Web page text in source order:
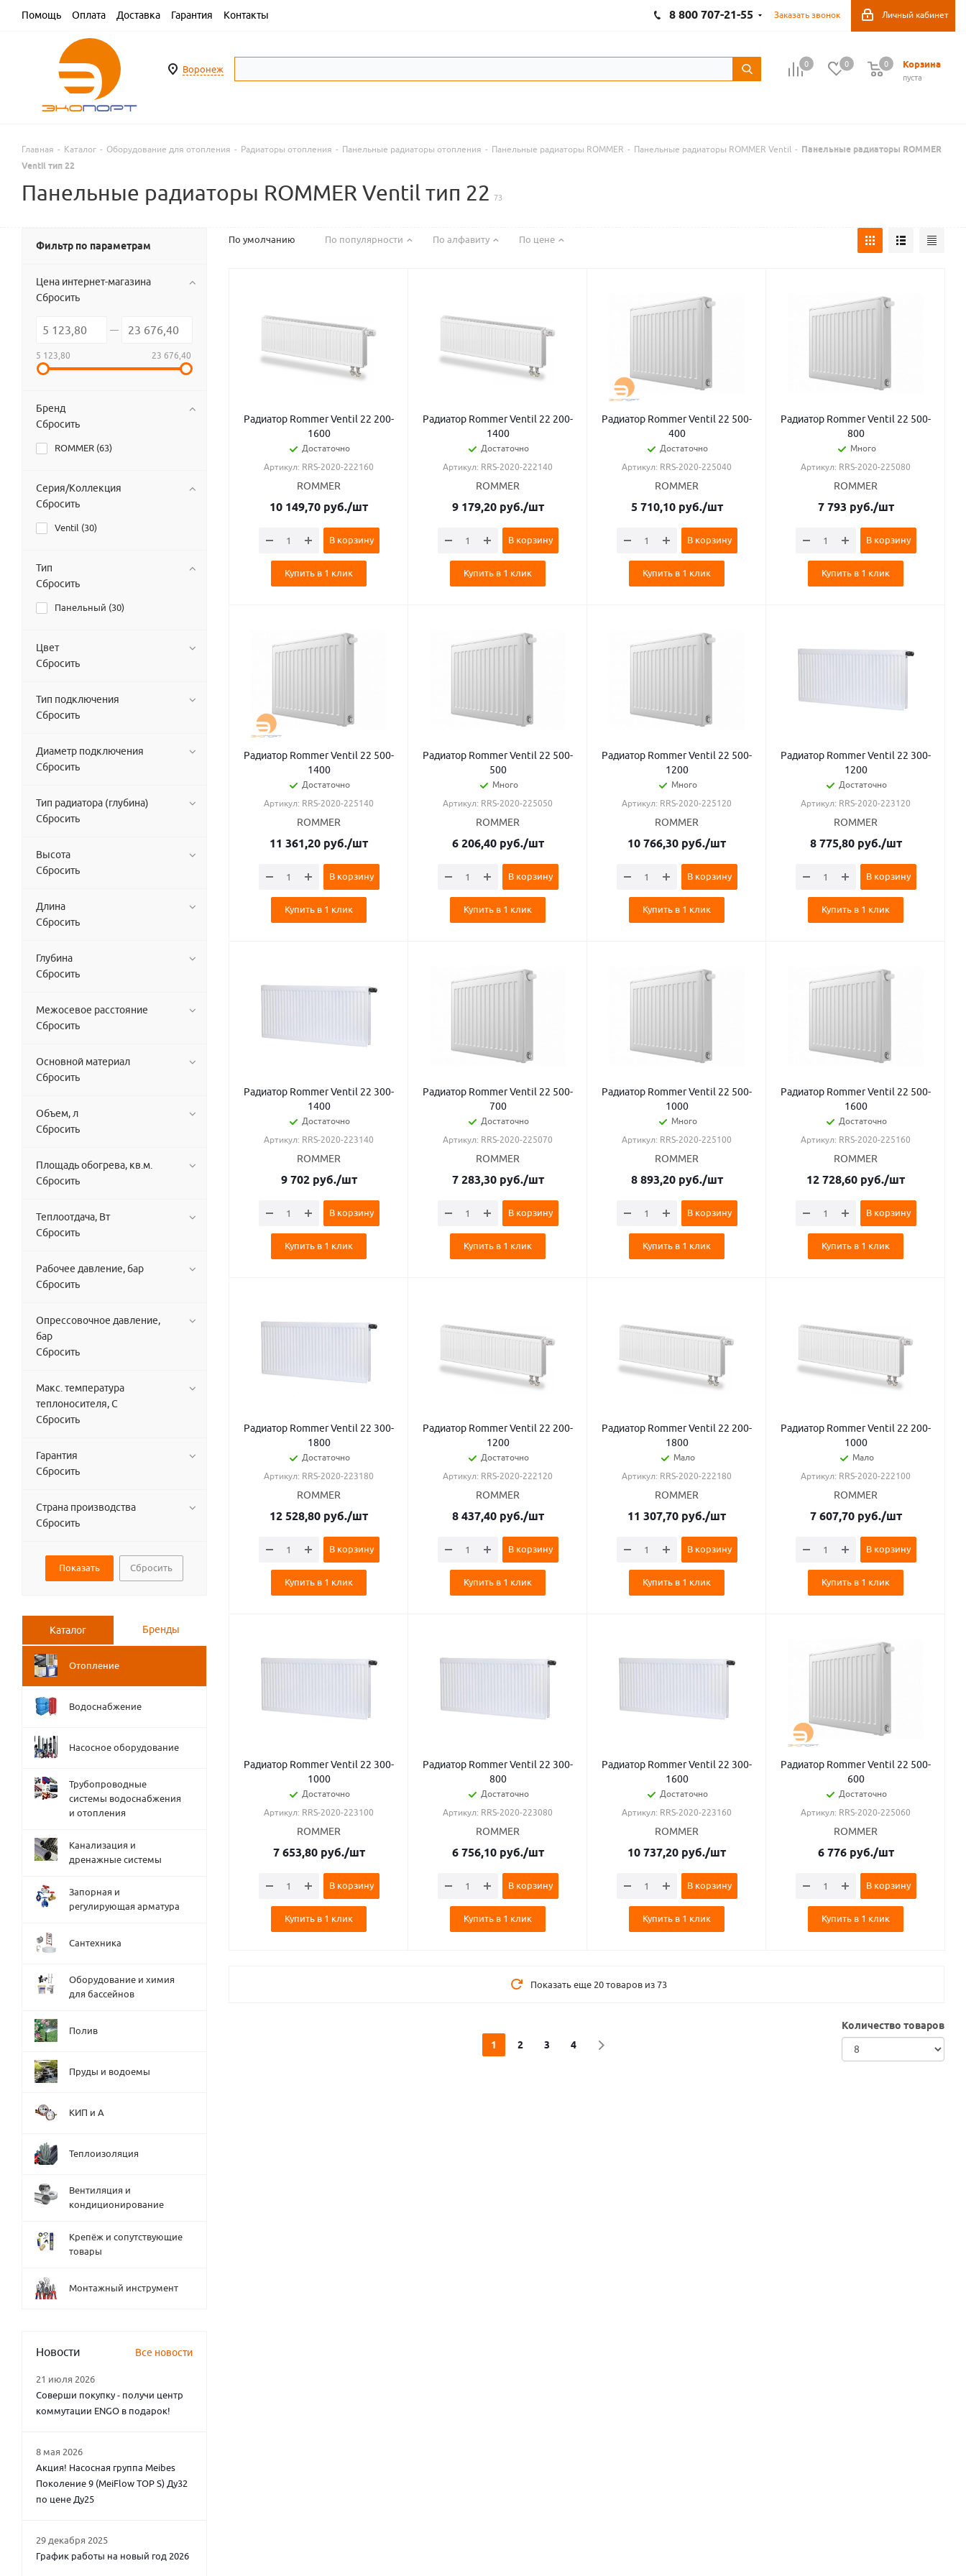
Помощь Оплата Доставка Гарантия Контакты Личный кабинет
8 800 707-21-55 Заказать звонок
Воронеж 0 0 Корзина
пуста
0
Главная - Каталог - Оборудование для отопления - Радиаторы отопления - Панельные радиаторы отопления - Панельные радиаторы ROMMER - Панельные радиаторы ROMMER Ventil - Панельные радиаторы ROMMER
Ventil тип 22
Панельные радиаторы ROMMER Ventil тип 22 73
По умолчанию По популярности По алфавиту По цене
Радиатор Rommer Ventil 22 200-
1600
Достаточно
Артикул: RRS-2020-222160
ROMMER
10 149,70 руб./шт
В корзину
Купить в 1 клик
Радиатор Rommer Ventil 22 200-
1400
Достаточно
Артикул: RRS-2020-222140
ROMMER
9 179,20руб./шт
В корзину
Купить в 1 клик
Радиатор Rommer Ventil 22 500-
400
Достаточно
Артикул: RRS-2020-225040
ROMMER
5 710,10руб./шт
В корзину
Купить в 1 клик
Радиатор Rommer Ventil 22 500-
800
Много
Артикул: RRS-2020-225080
ROMMER
7 793 руб./шт
В корзину
Купить в 1 клик
Радиатор Rommer Ventil 22 500-
1400
Достаточно
Артикул: RRS-2020-225140
ROMMER
11 361,20 руб./шт
В корзину
Купить в 1 клик
Радиатор Rommer Ventil 22 500-
500
Много
Артикул: RRS-2020-225050
ROMMER
6 206,40руб./шт
В корзину
Купить в 1 клик
Радиатор Rommer Ventil 22 500-
1200
Много
Артикул: RRS-2020-225120
ROMMER
10 766,30 руб./шт
В корзину
Купить в 1 клик
Радиатор Rommer Ventil 22 300-
1200
Достаточно
Артикул: RRS-2020-223120
ROMMER
8 775,80руб./шт
В корзину
Купить в 1 клик
Радиатор Rommer Ventil 22 300-
1400
Достаточно
Артикул: RRS-2020-223140
ROMMER
9 702руб./шт
В корзину
Купить в 1 клик
Радиатор Rommer Ventil 22 500-
700
Достаточно
Артикул: RRS-2020-225070
ROMMER
7 283,30руб./шт
В корзину
Купить в 1 клик
Радиатор Rommer Ventil 22 500-
1000
Много
Артикул: RRS-2020-225100
ROMMER
8 893,20руб./шт
В корзину
Купить в 1 клик
Радиатор Rommer Ventil 22 500-
1600
Достаточно
Артикул: RRS-2020-225160
ROMMER
12 728,60 руб./шт
В корзину
Купить в 1 клик
Радиатор Rommer Ventil 22 300-
1800
Достаточно
Артикул: RRS-2020-223180
ROMMER
12 528,80 руб./шт
В корзину
Купить в 1 клик
Радиатор Rommer Ventil 22 200-
1200
Достаточно
Артикул: RRS-2020-222120
ROMMER
8 437,40руб./шт
В корзину
Купить в 1 клик
Радиатор Rommer Ventil 22 200-
1800
Мало
Артикул: RRS-2020-222180
ROMMER
11 307,70 руб./шт
В корзину
Купить в 1 клик
Радиатор Rommer Ventil 22 200-
1000
Мало
Артикул: RRS-2020-222100
ROMMER
7 607,70руб./шт
В корзину
Купить в 1 клик
Радиатор Rommer Ventil 22 300-
1000
Достаточно
Артикул: RRS-2020-223100
ROMMER
7 653,80руб./шт
В корзину
Купить в 1 клик
Радиатор Rommer Ventil 22 300-
800
Достаточно
Артикул: RRS-2020-223080
ROMMER
6 756,10руб./шт
В корзину
Купить в 1 клик
Радиатор Rommer Ventil 22 300-
1600
Достаточно
Артикул: RRS-2020-223160
ROMMER
10 737,20 руб./шт
В корзину
Купить в 1 клик
Радиатор Rommer Ventil 22 500-
600
Достаточно
Артикул: RRS-2020-225060
ROMMER
6 776руб./шт
В корзину
Купить в 1 клик
Показать еще 20 товаров из 73
1 2 3 4
Количество товаров
Фильтр по параметрам
Цена интернет-магазина
Сбросить
5 123,80 23 676,40
Бренд
Сбросить
ROMMER (63)
Серия/Коллекция
Сбросить
Ventil (30)
Тип
Сбросить
Панельный (30)
Цвет
Сбросить
Тип подключения
Сбросить
Диаметр подключения
Сбросить
Тип радиатора (глубина)
Сбросить
Высота
Сбросить
Длина
Сбросить
Глубина
Сбросить
Межосевое расстояние
Сбросить
Основной материал
Сбросить
Объем, л
Сбросить
Площадь обогрева, кв.м.
Сбросить
Теплоотдача, Вт
Сбросить
Рабочее давление, бар
Сбросить
Опрессовочное давление,
бар
Сбросить
Макс. температура
теплоносителя, С
Сбросить
Гарантия
Сбросить
Страна производства
Сбросить
Сбросить
Каталог Бренды
Отопление
Водоснабжение
Насосное оборудование
Трубопроводные
системы водоснабжения
и отопления
Канализация и
дренажные системы
Запорная и
регулирующая арматура
Сантехника
Оборудование и химия
для бассейнов
Полив
Пруды и водоемы
КИП и А
Теплоизоляция
Вентиляция и
кондиционирование
Крепёж и сопутствующие
товары
Монтажный инструмент
Новости Все новости
21 июля 2026
Соверши покупку - получи центр
коммутации ENGO в подарок!
8 мая 2026
Акция! Насосная группа Meibes
Поколение 9 (MeiFlow TOP S) Ду32
по цене Ду25
29 декабря 2025
График работы на новый год 2026